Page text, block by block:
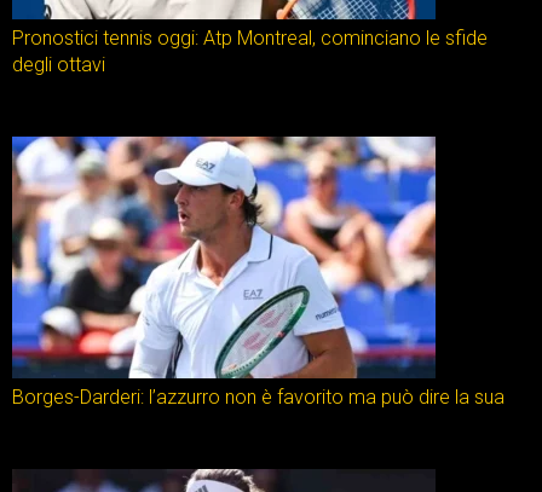
Pronostici tennis oggi: Atp Montreal, cominciano le sfide
degli ottavi
Borges-Darderi: l’azzurro non è favorito ma può dire la sua